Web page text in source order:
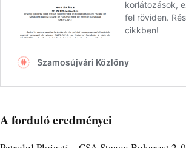
A forduló eredményei